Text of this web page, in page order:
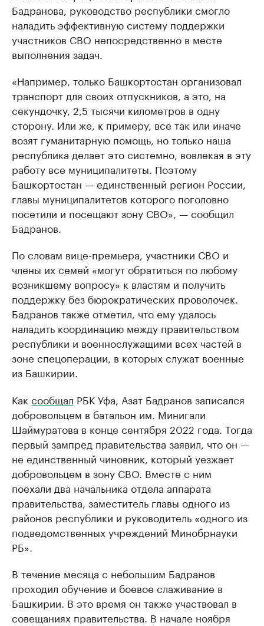
Бадранова, руководство республики смогло
наладить эффективную систему поддержки
участников СВО непосредственно в месте
выполнения задач.
«Например, только Башкортостан организовал
транспорт для своих отпускников, а это, на
секундочку, 2,5 тысячи километров в одну
сторону. Или же, к примеру, все так или иначе
возят гуманитарную помощь, но только наша
республика делает это системно, вовлекая в эту
работу все муниципалитеты. Поэтому
Башкортостан — единственный регион России,
главы муниципалитетов которого поголовно
посетили и посещают зону СВО», — сообщил
Бадранов.
По словам вице-премьера, участники СВО и
члены их семей «могут обратиться по любому
возникшему вопросу» к властям и получить
поддержку без бюрократических проволочек.
Бадранов также отметил, что ему удалось
наладить координацию между правительством
республики и военнослужащими всех частей в
зоне спецоперации, в которых служат военные
из Башкирии.
Как сообщал РБК Уфа, Азат Бадранов записался
добровольцем в батальон им. Минигали
Шаймуратова в конце сентября 2022 года. Тогда
первый зампред правительства заявил, что он —
не единственный чиновник, который уезжает
добровольцем в зону СВО. Вместе с ним
поехали два начальника отдела аппарата
правительства, заместитель главы одного из
районов республики и руководитель «одного из
подведомственных учреждений Минобрнауки
РБ».
В течение месяца с небольшим Бадранов
проходил обучение и боевое слаживание в
Башкирии. В это время он также участвовал в
совещаниях правительства. В начале ноября